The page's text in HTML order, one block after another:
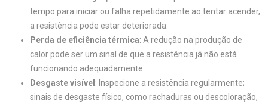
tempo para iniciar ou falha repetidamente ao tentar acender,
a resistência pode estar deteriorada.
Perda de eficiência térmica: A redução na produção de
calor pode ser um sinal de que a resistência já não está
funcionando adequadamente.
Desgaste visível : Inspecione a resistência regularmente;
sinais de desgaste físico, como rachaduras ou descoloração,